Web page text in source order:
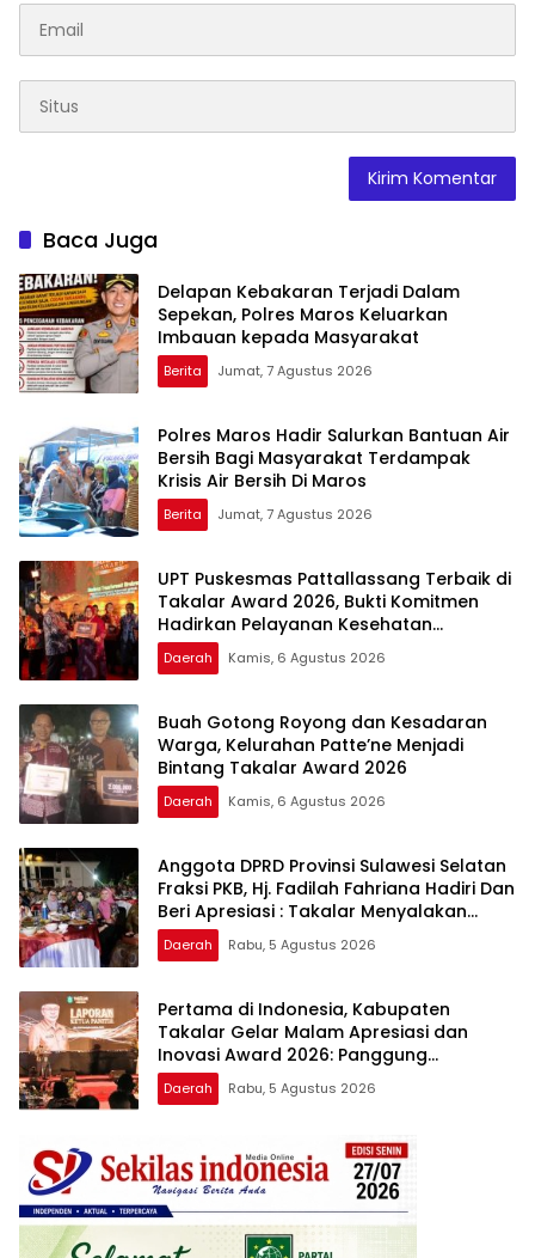
Baca Juga
Delapan Kebakaran Terjadi Dalam
Sepekan, Polres Maros Keluarkan
Imbauan kepada Masyarakat
Berita Jumat, 7 Agustus 2026
Polres Maros Hadir Salurkan Bantuan Air
Bersih Bagi Masyarakat Terdampak
Krisis Air Bersih Di Maros
Berita Jumat, 7 Agustus 2026
UPT Puskesmas Pattallassang Terbaik di
Takalar Award 2026, Bukti Komitmen
Hadirkan Pelayanan Kesehatan
Berkualitas
Daerah Kamis, 6 Agustus 2026
Buah Gotong Royong dan Kesadaran
Warga, Kelurahan Patte’ne Menjadi
Bintang Takalar Award 2026
Daerah Kamis, 6 Agustus 2026
Anggota DPRD Provinsi Sulawesi Selatan
Fraksi PKB, Hj. Fadilah Fahriana Hadiri Dan
Beri Apresiasi : Takalar Menyalakan
Lentera Pengabdian Melalui Malam
Apresiasi dan Inovasi Award 2026
Daerah Rabu, 5 Agustus 2026
Pertama di Indonesia, Kabupaten
Takalar Gelar Malam Apresiasi dan
Inovasi Award 2026: Panggung
Penghargaan bagi Pelayan Publik
Berprestasi
Daerah Rabu, 5 Agustus 2026